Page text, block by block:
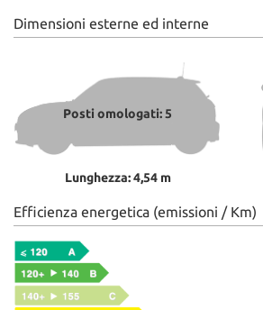
Dimensioni esterne ed interne
Posti omologati: 5
Lunghezza: 4,54 m
Efficienza energetica (emissioni / Km)